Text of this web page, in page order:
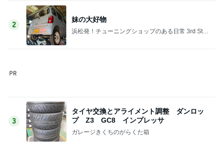
2
妹の大好物
浜松発！チューニングショップのある日常 3rd Sta
3
タイヤ交換とアライメント調整 ダンロッ
プ Z3 GC8 インプレッサ
ガレージきくちのがらくた箱